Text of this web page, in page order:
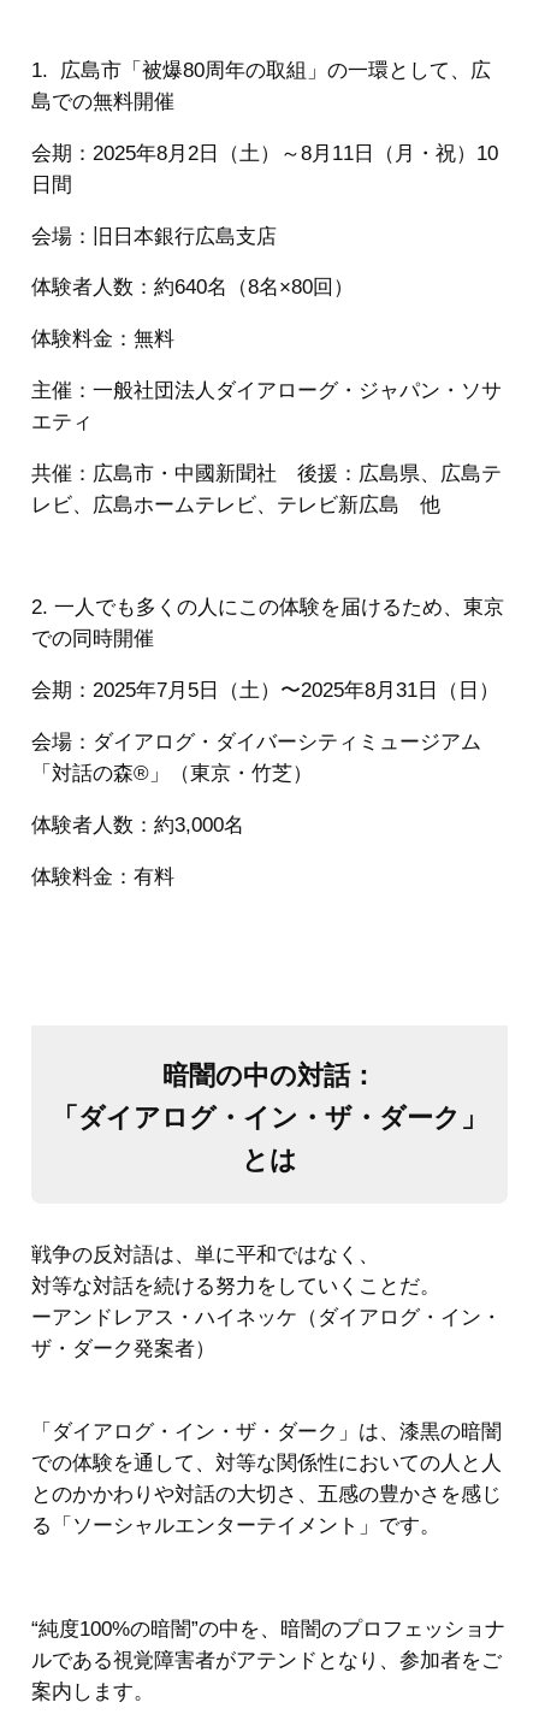
1. 広島市「被爆80周年の取組」の一環として、広
島での無料開催
会期：2025年8月2日（土）～8月11日（月・祝）10
日間
会場：旧日本銀行広島支店
体験者人数：約640名（8名×80回）
体験料金：無料
主催：一般社団法人ダイアローグ・ジャパン・ソサ
エティ
共催：広島市・中國新聞社 後援：広島県、広島テ
レビ、広島ホームテレビ、テレビ新広島 他
2. 一人でも多くの人にこの体験を届けるため、東京
での同時開催
会期：2025年7月5日（土）〜2025年8月31日（日）
会場：ダイアログ・ダイバーシティミュージアム
「対話の森®️」（東京・竹芝）
体験者人数：約3,000名
体験料金：有料
暗闇の中の対話：
「ダイアログ・イン・ザ・ダーク」
とは
戦争の反対語は、単に平和ではなく、
対等な対話を続ける努力をしていくことだ。
ーアンドレアス・ハイネッケ（ダイアログ・イン・
ザ・ダーク発案者）
「ダイアログ・イン・ザ・ダーク」は、漆黒の暗闇
での体験を通して、対等な関係性においての人と人
とのかかわりや対話の大切さ、五感の豊かさを感じ
る「ソーシャルエンターテイメント」です。
“純度100%の暗闇”の中を、暗闇のプロフェッショナ
ルである視覚障害者がアテンドとなり、参加者をご
案内します。